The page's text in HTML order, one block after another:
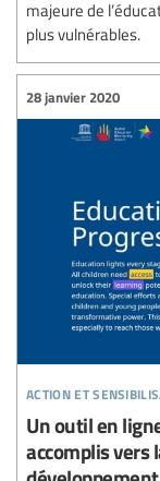
majeure de
plus vulnérables.
action et
28 janvier 2020
Un outil en
accomplis vers